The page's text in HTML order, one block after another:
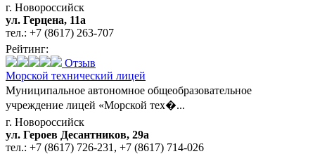
г. Новороссийск
ул. Герцена, 11а
тел.: +7 (8617) 263-707
Рейтинг:
Отзыв
Морской технический лицей
Муниципальное автономное общеобразовательное
учреждение лицей «Морской тех�...
г. Новороссийск
ул. Героев Десантников, 29а
тел.: +7 (8617) 726-231 , +7 (8617) 714-026